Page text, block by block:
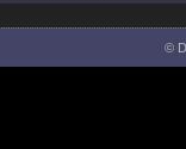
©